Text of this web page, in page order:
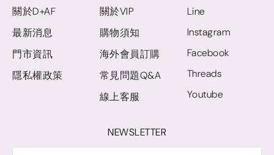
關於D+AF
最新消息
門市資訊
隱私權政策
關於VIP
購物須知
海外會員訂購
常見問題Q&A
線上客服
Line
Instagram
Facebook
Threads
Youtube
NEWSLETTER